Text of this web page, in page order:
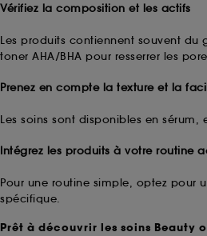
Vérifiez la composition et les actifs
Les produits contiennent souvent
toner AHA/BHA pour resserrer les
Prenez en compte la texture et la
Les soins sont disponibles en
Intégrez les produits à votre routine
Pour une routine simple, optez pour
spécifique.
Prêt à découvrir les soins Beauty